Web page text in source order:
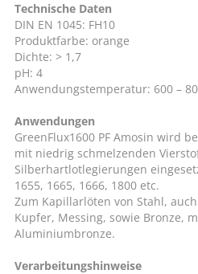
Technische Daten
DIN EN 1045: FH10
Produktfarbe: orange
Dichte: > 1,7
pH: 4
Anwendungstemperatur: 600 –
Anwendungen
GreenFlux1600 PF Amosin wird
mit niedrig schmelzenden
Silberhartlotlegierungen
1655, 1665, 1666, 1800 etc.
Zum Kapillarlöten von Stahl,
Kupfer, Messing, sowie Bronze,
Aluminiumbronze.
Verarbeitungshinweise